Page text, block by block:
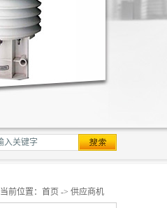
当前位置： 首页 -> 供应商机